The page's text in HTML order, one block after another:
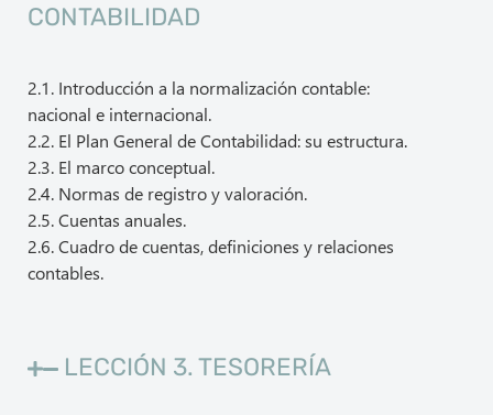
CONTABILIDAD
2.1. Introducción a la normalización contable:
nacional e internacional.
2.2. El Plan General de Contabilidad: su estructura.
2.3. El marco conceptual.
2.4. Normas de registro y valoración.
2.5. Cuentas anuales.
2.6. Cuadro de cuentas, definiciones y relaciones
contables.
LECCIÓN 3. TESORERÍA